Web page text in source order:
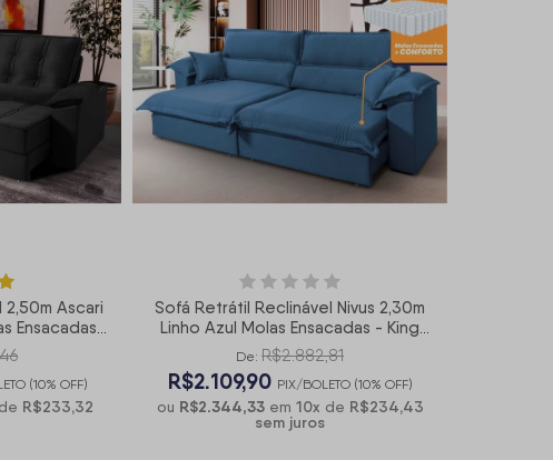
Ascari
Ensacadas -
(10% OFF)
de R$233,32
Sofá Retrátil Reclinável Nivus 2,30m
Linho Azul Molas Ensacadas - King
House
De: R$2.882,81
R$2.109,90 PIX/BOLETO (10% OFF)
ou R$2.344,33em 10x de R$234,43
sem juros